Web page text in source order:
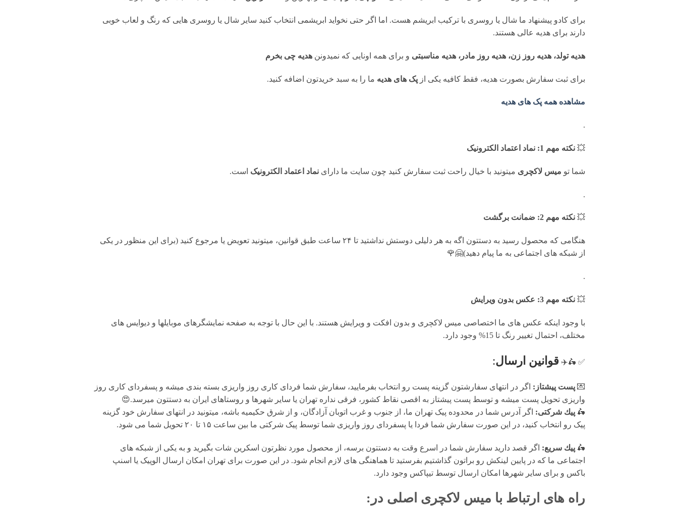
برای کادو پیشنهاد ما شال یا روسری با ترکیب ابریشم هست. اما اگر حتی نخواید ابریشمی انتخاب کنید سایر شال یا روسری هایی که رنگ و لعاب خوبی
دارند برای هدیه عالی هستند.
هدیه تولد، هدیه روز زن، هدیه روز مادر، هدیه مناسبتی و برای همه اونایی که نمیدونن هدیه چی بخرم
برای ثبت سفارش بصورت هدیه، فقط کافیه یکی از پک های هدیه ما را به سبد خریدتون اضافه کنید.
مشاهده همه پک های هدیه
.
💥 نکته مهم 1: نماد اعتماد الکترونیک
شما تو میس لاکچری میتونید با خیال راحت ثبت سفارش کنید چون سایت ما دارای نماد اعتماد الکترونیک است.
.
💥 نکته مهم 2: ضمانت برگشت
هنگامی که محصول رسید به دستتون اگه به هر دلیلی دوستش نداشتید تا ۲۴ ساعت طبق قوانین، میتونید تعویض یا مرجوع کنید (برای این منظور در یکی
از شبکه های اجتماعی به ما پیام دهید)🤗🌹
.
💥 نکته مهم 3: عکس بدون ویرایش
با وجود اینکه عکس های ما اختصاصی میس لاکچری و بدون افکت و ویرایش هستند. با این حال با توجه به صفحه نمایشگرهای موبایلها و دیوایس های
مختلف، احتمال تغییر رنگ تا 15% وجود دارد.
✅ 🛵✈️ قوانين ارسال:
💌 پست پیشتاز: اگر در انتهای سفارشتون گزینه پست رو انتخاب بفرمایید، سفارش شما فردای کاری روز واریزی بسته بندی میشه و پسفردای کاری روز
واریزی تحویل پست میشه و توسط پست پیشتاز به اقصی نقاط کشور، فرقی نداره تهران یا سایر شهرها و روستاهای ایران به دستتون میرسد.😍
🛵 پيك شرکتی: اگر آدرس شما در محدوده پیک تهران ما، از جنوب و غرب اتوبان آزادگان، و از شرق حکیمیه باشه، میتونید در انتهای سفارش خود گزینه
پیک رو انتخاب کنید، در این صورت سفارش شما فردا یا پسفردای روز واريزى شما توسط پیک شرکتی ما بين ساعت ۱۵ تا ٢٠ تحويل شما مى شود.
🛵 پيك سریع: اگر قصد دارید سفارش شما در اسرع وقت به دستتون برسه، از محصول مورد نظرتون اسکرین شات بگیرید و به یکی از شبکه های
اجتماعی ما که در پایین لینکش رو براتون گذاشتیم بفرستید تا هماهنگی های لازم انجام شود. در این صورت برای تهران امکان ارسال الوپیک یا اسنپ
باکس و برای سایر شهرها امکان ارسال توسط تیپاکس وجود دارد.
راه های ارتباط با میس لاکچری اصلی در: